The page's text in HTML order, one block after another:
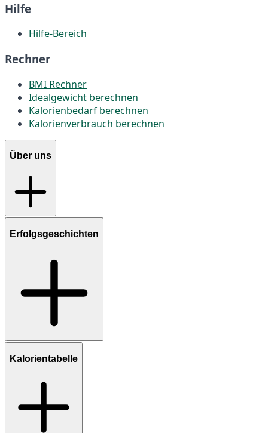
Hilfe
Hilfe-Bereich
Rechner
BMI Rechner
Idealgewicht berechnen
Kalorienbedarf berechnen
Kalorienverbrauch berechnen
Über uns
Erfolgsgeschichten
Kalorientabelle